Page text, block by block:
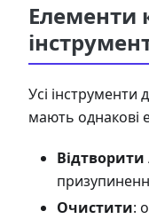
Елементи
Усі інструменти
мають однакові
Очистити: